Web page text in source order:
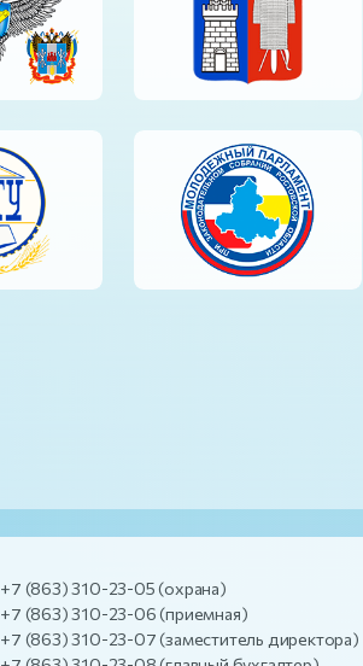
+7 (863) 310-23-05 (охрана)
+7 (863) 310-23-06 (приемная)
+7 (863) 310-23-07 (заместитель директора)